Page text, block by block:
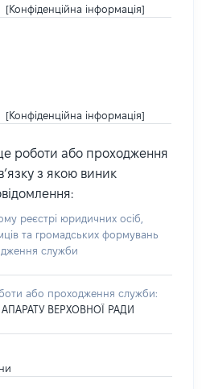
[Конфіденційна інформація]
[Конфіденційна інформація]
роботи або проходження
з якою виник
реєстрі юридичних осіб,
та громадських формувань
служби
або проходження служби:
ВЕРХОВНОЇ РАДИ